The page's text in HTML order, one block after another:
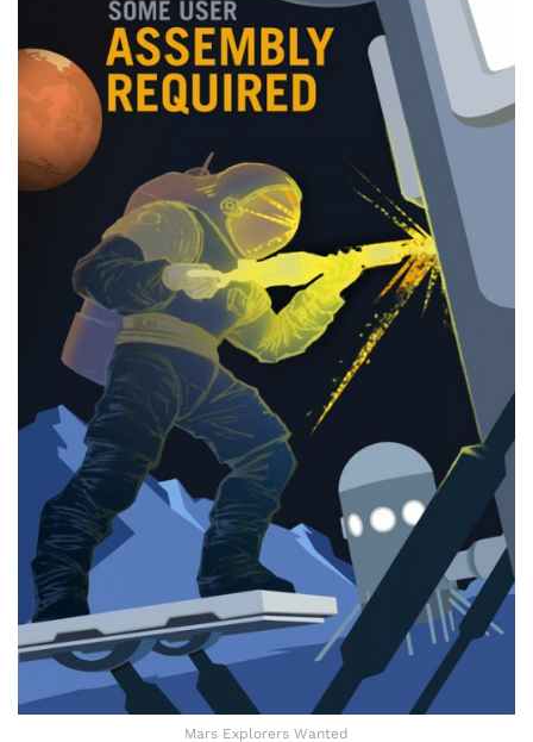
Mars Explorers Wanted